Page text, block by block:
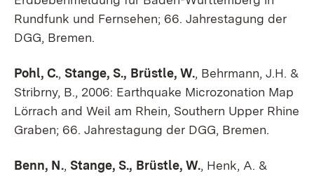
Rundfunk und Fernsehen; 66. Jahrestagung der
DGG, Bremen.
Pohl, C., Stange, S., Brüstle, W., Behrmann, J.H. &
Stribrny, B., 2006: Earthquake Microzonation Map
Lörrach and Weil am Rhein, Southern Upper Rhine
Graben; 66. Jahrestagung der DGG, Bremen.
Benn, N., Stange, S., Brüstle, W., Henk, A. &